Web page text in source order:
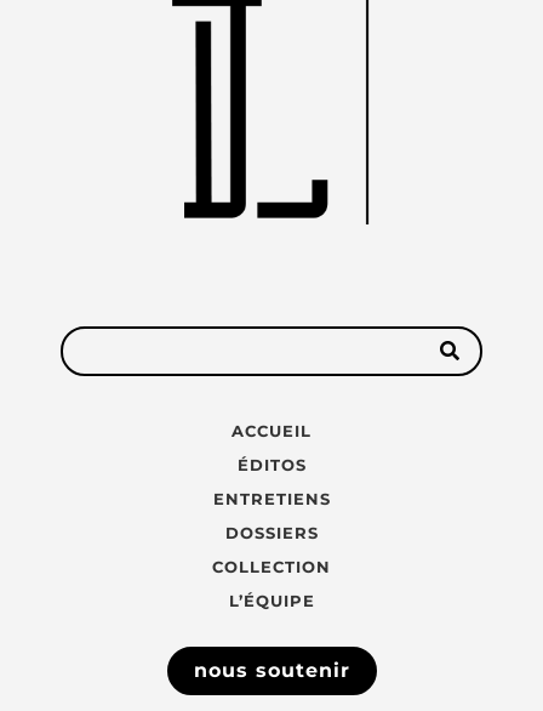
ACCUEIL
ÉDITOS
ENTRETIENS
DOSSIERS
COLLECTION
L’ÉQUIPE
nous soutenir